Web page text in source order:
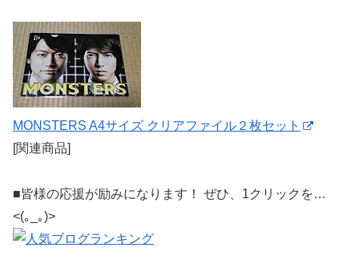
MONSTERS A4サイズ クリアファイル２枚セット
[関連商品]
■皆様の応援が励みになります！ ぜひ、1クリックを…
<(｡_｡)>